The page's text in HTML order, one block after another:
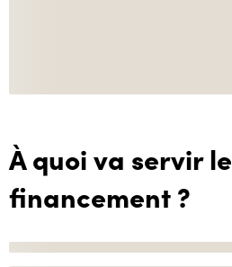
À quoi va servir le
financement ?